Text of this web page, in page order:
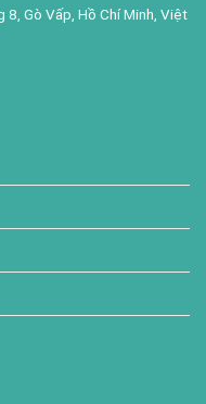
Gò Vấp, Hồ Chí Minh, Việt